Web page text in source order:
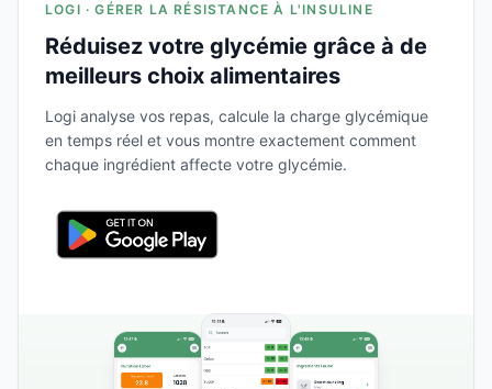
LOGI · GÉRER LA RÉSISTANCE À L'INSULINE
Réduisez votre glycémie grâce à de
meilleurs choix alimentaires
Logi analyse vos repas, calcule la charge glycémique
en temps réel et vous montre exactement comment
chaque ingrédient affecte votre glycémie.